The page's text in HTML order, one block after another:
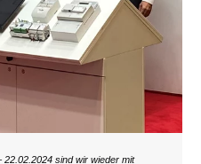
sind wir wieder mit